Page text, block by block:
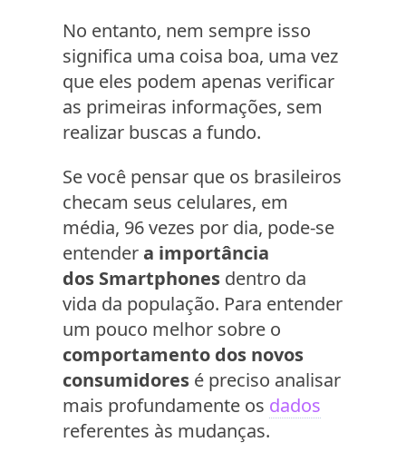
No entanto, nem sempre isso
significa uma coisa boa, uma vez
que eles podem apenas verificar
as primeiras informações, sem
realizar buscas a fundo.
Se você pensar que os brasileiros
checam seus celulares, em
média, 96 vezes por dia, pode-se
entendera importância
dos Smartphones dentro da
vida da população. Para entender
um pouco melhor sobre o
comportamento dos novos
consumidores é preciso analisar
mais profundamente os dados
referentes às mudanças.